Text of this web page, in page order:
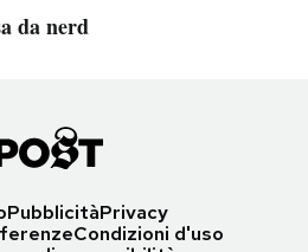
da nerd
PubblicitàPrivacy
Condizioni d'uso